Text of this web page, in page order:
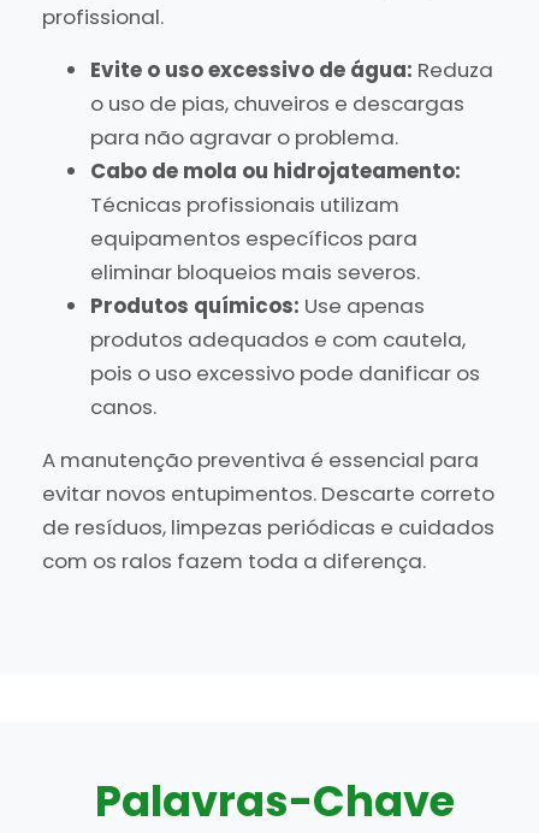
profissional.
Evite o uso excessivo de água: Reduza
o uso de pias, chuveiros e descargas
para não agravar o problema.
Cabo de mola ou hidrojateamento:
Técnicas profissionais utilizam
equipamentos específicos para
eliminar bloqueios mais severos.
Produtos químicos: Use apenas
produtos adequados e com cautela,
pois o uso excessivo pode danificar os
canos.
A manutenção preventiva é essencial para
evitar novos entupimentos. Descarte correto
de resíduos, limpezas periódicas e cuidados
com os ralos fazem toda a diferença.
Palavras-Chave